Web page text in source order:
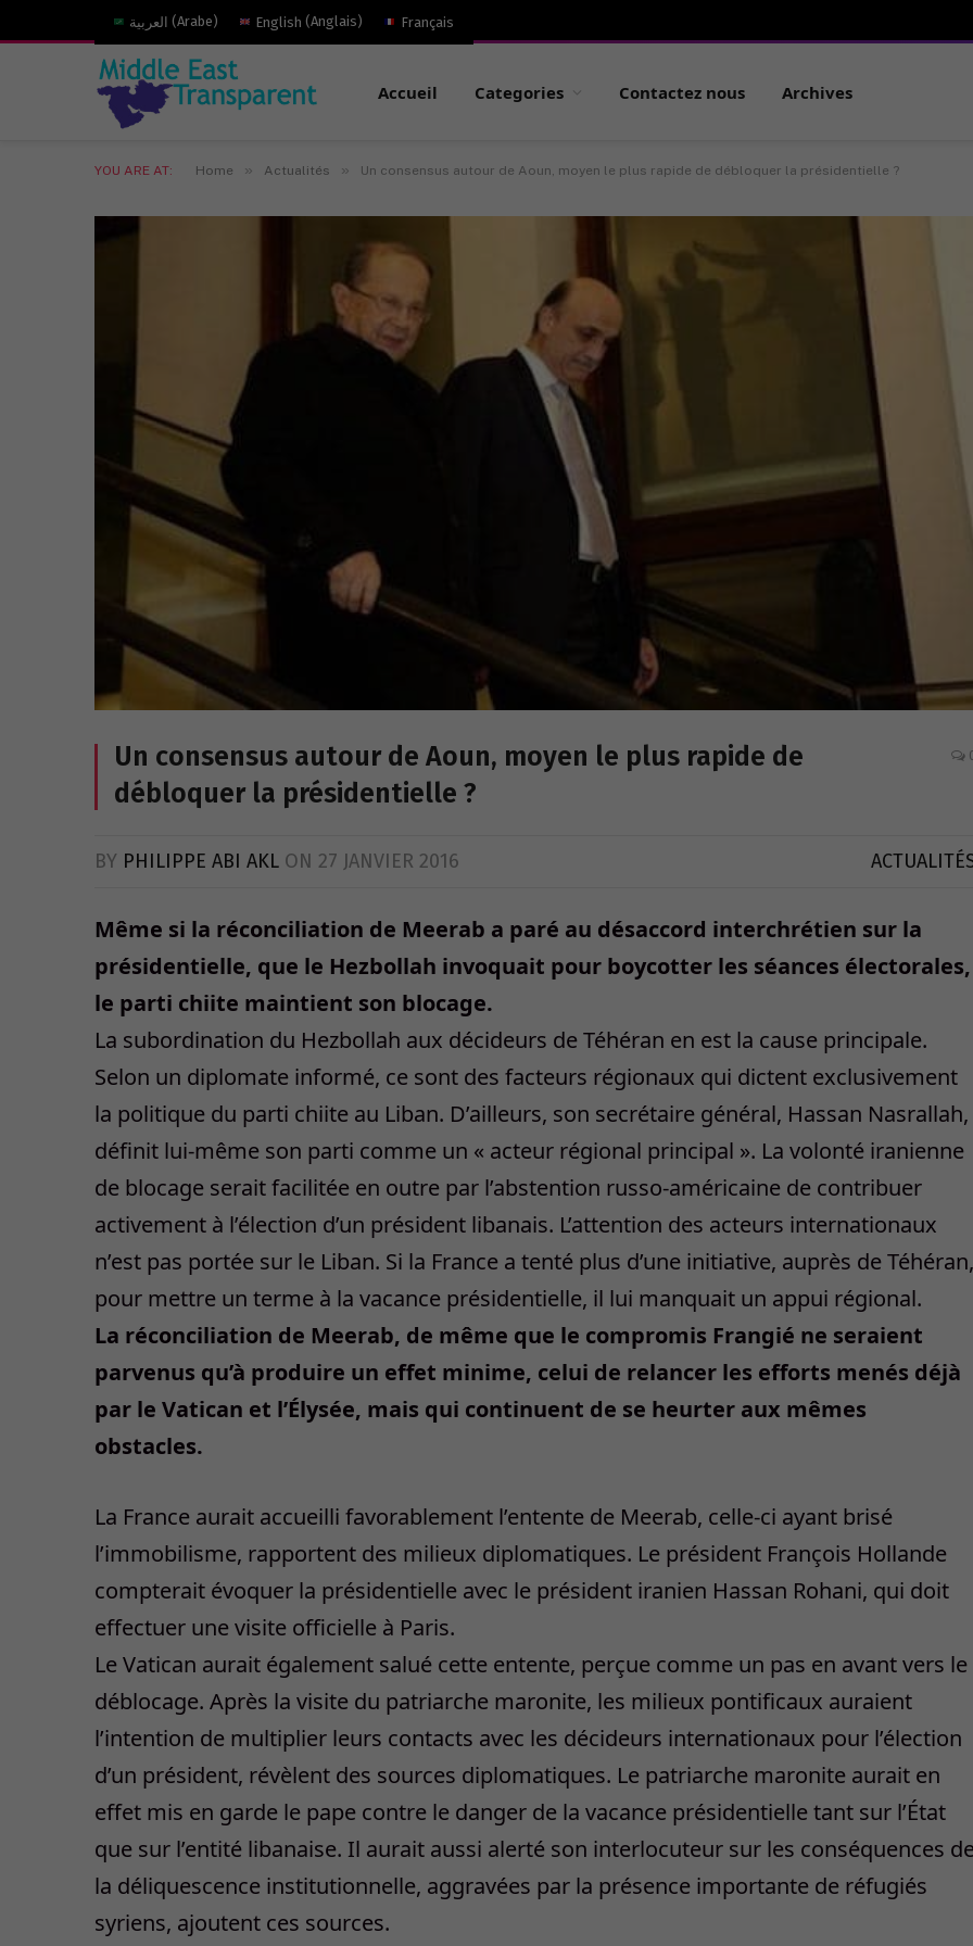
العربية (Arabe) English (Anglais) Français
Accueil Categories Contactez nous Archives
YOU ARE AT: Home » Actualités » Un consensus autour de Aoun, moyen le plus rapide de débloquer la présidentielle ?
Un consensus autour de Aoun, moyen le plus rapide de
débloquer la présidentielle ?
BY PHILIPPE ABI AKL ON 27 JANVIER 2016
Même si la réconciliation de Meerab a paré au désaccord interchrétien sur la
présidentielle, que le Hezbollah invoquait pour boycotter les séances électorales,
le parti chiite maintient son blocage.
La subordination du Hezbollah aux décideurs de Téhéran en est la cause principale.
Selon un diplomate informé, ce sont des facteurs régionaux qui dictent exclusivement
la politique du parti chiite au Liban. D’ailleurs, son secrétaire général, Hassan Nasrallah,
définit lui-même son parti comme un « acteur régional principal ». La volonté iranienne
de blocage serait facilitée en outre par l’abstention russo-américaine de contribuer
activement à l’élection d’un président libanais. L’attention des acteurs internationaux
n’est pas portée sur le Liban. Si la France a tenté plus d’une initiative, auprès de Téhéran,
pour mettre un terme à la vacance présidentielle, il lui manquait un appui régional.
La réconciliation de Meerab, de même que le compromis Frangié ne seraient
parvenus qu’à produire un effet minime, celui de relancer les efforts menés déjà
par le Vatican et l’Élysée, mais qui continuent de se heurter aux mêmes
obstacles.
La France aurait accueilli favorablement l’entente de Meerab, celle-ci ayant brisé
l’immobilisme, rapportent des milieux diplomatiques. Le président François Hollande
compterait évoquer la présidentielle avec le président iranien Hassan Rohani, qui doit
effectuer une visite officielle à Paris.
Le Vatican aurait également salué cette entente, perçue comme un pas en avant vers le
déblocage. Après la visite du patriarche maronite, les milieux pontificaux auraient
l’intention de multiplier leurs contacts avec les décideurs internationaux pour l’élection
d’un président, révèlent des sources diplomatiques. Le patriarche maronite aurait en
effet mis en garde le pape contre le danger de la vacance présidentielle tant sur l’État
que sur l’entité libanaise. Il aurait aussi alerté son interlocuteur sur les conséquences
la déliquescence institutionnelle, aggravées par la présence importante de réfugiés
syriens, ajoutent ces sources.